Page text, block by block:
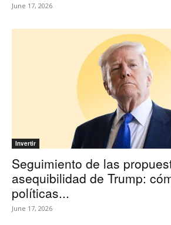
June 17, 2026
Invertir
Seguimiento de las
asequibilidad de Trump:
políticas...
June 17, 2026